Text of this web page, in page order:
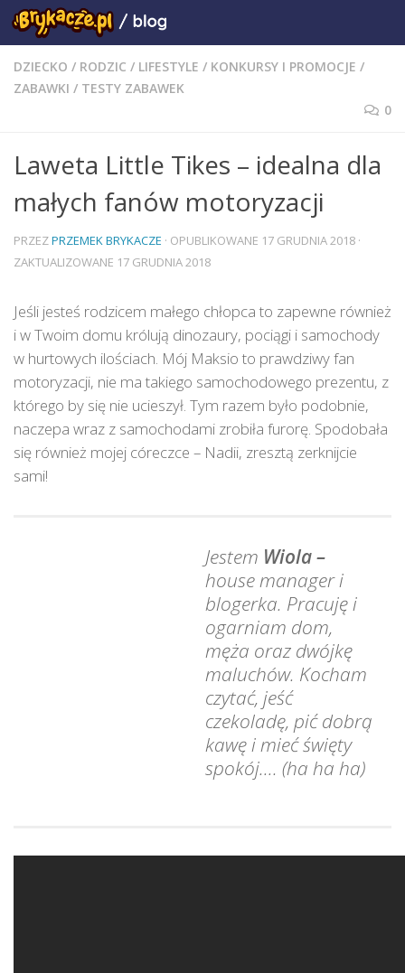
DZIECKO / RODZIC / LIFESTYLE / KONKURSY I PROMOCJE /
ZABAWKI / TESTY ZABAWEK
0
Laweta Little Tikes – idealna dla
małych fanów motoryzacji
PRZEZPRZEMEK BRYKACZE · OPUBLIKOWANE 17 GRUDNIA 2018 ·
ZAKTUALIZOWANE 17 GRUDNIA 2018
Jeśli jesteś rodzicem małego chłopca to zapewne również
i w Twoim domu królują dinozaury, pociągi i samochody
w hurtowych ilościach. Mój Maksio to prawdziwy fan
motoryzacji, nie ma takiego samochodowego prezentu, z
którego by się nie ucieszył. Tym razem było podobnie,
naczepa wraz z samochodami zrobiła furorę. Spodobała
się również mojej córeczce – Nadii, zresztą zerknijcie
sami!
Jestem Wiola –
house manager i
blogerka. Pracuję i
ogarniam dom,
męża oraz dwójkę
maluchów. Kocham
czytać, jeść
czekoladę, pić dobrą
kawę i mieć święty
spokój…. (ha ha ha)